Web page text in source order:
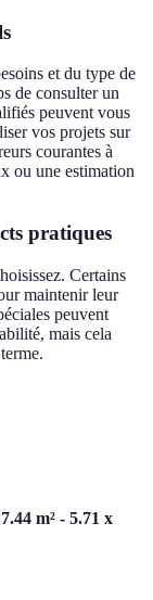
et du type de
de consulter un
peuvent vous
vos projets sur
courantes à
ou une estimation
pratiques
Certains
maintenir leur
peuvent
mais cela
m² - 5.71 x